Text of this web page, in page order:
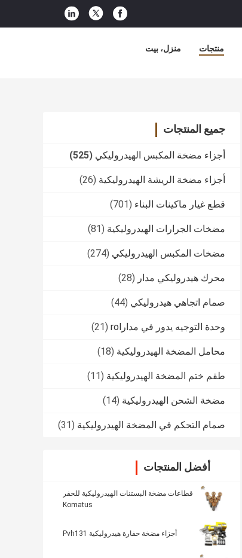
منزل، بيت منتجات
جميع المنتجات
أجزاء مضخة المكبس الهيدروليكي (525)
أجزاء مضخة الريشة الهيدروليكية (26)
قطع غيار ماكينات البناء (701)
مضخات الجرارات الهيدروليكية (81)
مضخات المكبس الهيدروليكي (274)
محرك هيدروليكي مدار (28)
صمام اتجاهي هيدروليكي (44)
وحدة التوجيه يدور في مدارrol (21)
محامل المضخة الهيدروليكية (18)
طقم ختم المضخة الهيدروليكية (11)
مضخة الشحن الهيدروليكية (14)
صمام التحكم في المضخة الهيدروليكية (31)
أفضل المنتجات
قطاعات مضخة البستنات الهيدروليكية للحفر
Komatus
أجزاء مضخة حفارة هيدروليكية Pvh131